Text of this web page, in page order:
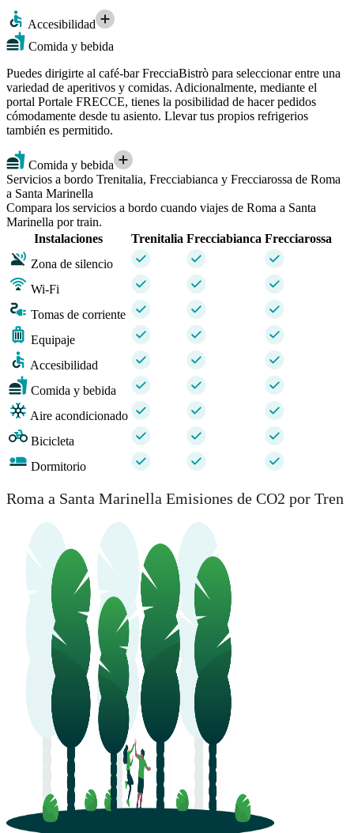
Accesibilidad
Comida y bebida
Puedes dirigirte al café-bar FrecciaBistrò para seleccionar entre una
variedad de aperitivos y comidas. Adicionalmente, mediante el
portal Portale FRECCE, tienes la posibilidad de hacer pedidos
cómodamente desde tu asiento. Llevar tus propios refrigerios
también es permitido.
Comida y bebida
Servicios a bordo Trenitalia, Frecciabianca y Frecciarossa de Roma
a Santa Marinella
Compara los servicios a bordo cuando viajes de Roma a Santa
Marinella por train.
Instalaciones
Trenitalia Frecciabianca Frecciarossa
Zona de silencio
Wi-Fi
Tomas de corriente
Equipaje
Accesibilidad
Comida y bebida
Aire acondicionado
Bicicleta
Dormitorio
Roma a Santa Marinella Emisiones de CO2 por Tren